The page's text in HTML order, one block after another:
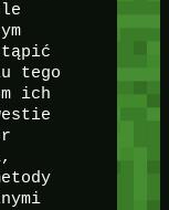
tego
ich